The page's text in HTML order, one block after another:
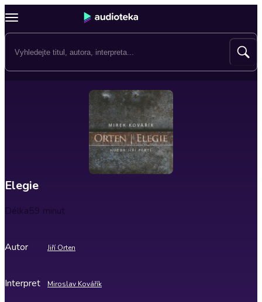
Elegie
Délka59 minut
Autor Jiří Orten
Interpret Miroslav Kovářík